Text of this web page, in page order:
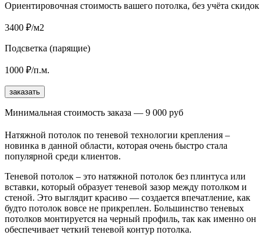
Ориентировочная стоимость вашего потолка, без учёта скидок
3400 ₽/м2
Подсветка (парящие)
1000 ₽/п.м.
заказать
Минимальная стоимость заказа — 9 000 руб
Натяжной потолок по теневой технологии крепления –
новинка в данной области, которая очень быстро стала
популярной среди клиентов.
Теневой потолок – это натяжной потолок без плинтуса или
вставки, который образует теневой зазор между потолком и
стеной. Это выглядит красиво — создается впечатление, как
будто потолок вовсе не прикреплен. Большинство теневых
потолков монтируется на черный профиль, так как именно он
обеспечивает четкий теневой контур потолка.